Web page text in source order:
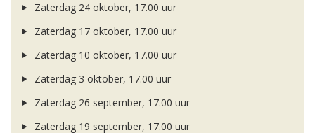
Zaterdag 24 oktober, 17.00 uur
Zaterdag 17 oktober, 17.00 uur
Zaterdag 10 oktober, 17.00 uur
Zaterdag 3 oktober, 17.00 uur
Zaterdag 26 september, 17.00 uur
Zaterdag 19 september, 17.00 uur